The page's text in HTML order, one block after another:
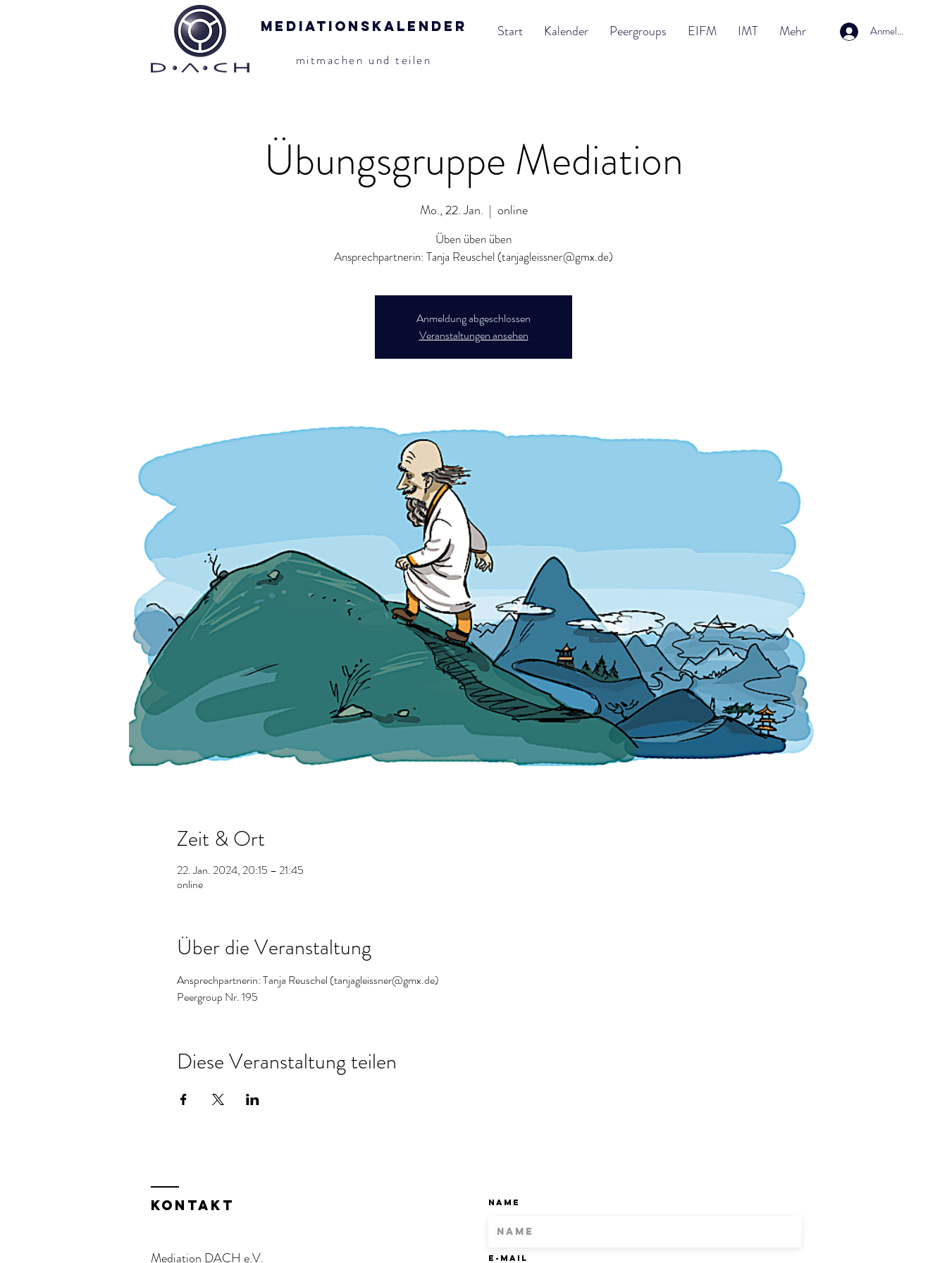
Mediationskalender Start Kalender Peergroups EIFM IMT Mehr
mitmachen und teilen
Anmelden
Übungsgruppe Mediation
Mo., 22. Jan.
  |
online
Üben üben üben
Ansprechpartnerin: Tanja Reuschel (tanjagleissner@gmx.de)
Anmeldung abgeschlossen
Veranstaltungen ansehen
Zeit & Ort
22. Jan. 2024, 20:15 – 21:45
online
Über die Veranstaltung
Ansprechpartnerin: Tanja Reuschel (tanjagleissner@gmx.de)
Peergroup Nr. 195
Diese Veranstaltung teilen
KOntakt
Mediation DACH e.V.
Name
E-Mail